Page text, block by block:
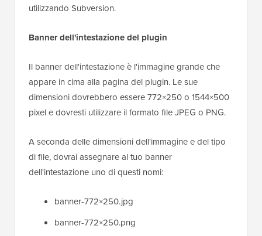
utilizzando Subversion.
Banner dell'intestazione del plugin
Il banner dell'intestazione è l'immagine grande che
appare in cima alla pagina del plugin. Le sue
dimensioni dovrebbero essere 772×250 o 1544×500
pixel e dovresti utilizzare il formato file JPEG o PNG.
A seconda delle dimensioni dell'immagine e del tipo
di file, dovrai assegnare al tuo banner
dell'intestazione uno di questi nomi:
banner-772×250.jpg
banner-772×250.png